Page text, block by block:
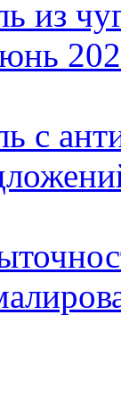
из
с